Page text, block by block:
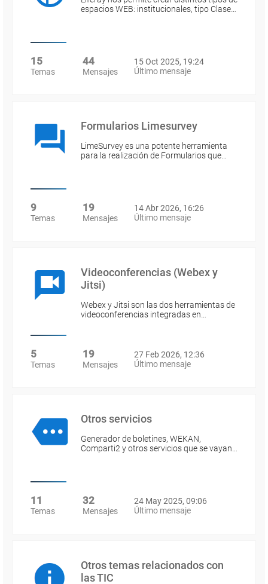
espacios WEB: institucionales, tipo Clase…
15
Temas
44
Mensajes
15 Oct 2025, 19:24
Último mensaje
Formularios Limesurvey
LimeSurvey es una potente herramienta
para la realización de Formularios que…
9
Temas
19
Mensajes
14 Abr 2026, 16:26
Último mensaje
Videoconferencias (Webex y
Jitsi)
Webex y Jitsi son las dos herramientas de
videoconferencias integradas en…
5
Temas
19
Mensajes
27 Feb 2026, 12:36
Último mensaje
Otros servicios
Generador de boletines, WEKAN,
Comparti2 y otros servicios que se vayan…
11
Temas
32
Mensajes
24 May 2025, 09:06
Último mensaje
Otros temas relacionados con
las TIC